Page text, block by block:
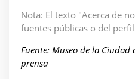
Nota: El texto "Acerca de
fuentes públicas o del
Fuente: Museo de la
prensa